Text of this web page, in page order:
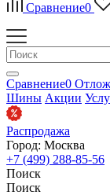
Сравнение0
Сравнение0
Шины Акции
Распродажа
Город: Москва
+7 (499) 288-85-56
Поиск
Поиск